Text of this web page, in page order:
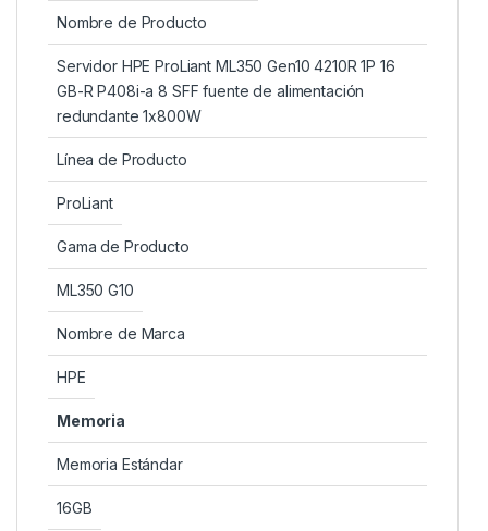
Nombre de Producto
Servidor HPE ProLiant ML350 Gen10 4210R 1P 16
GB-R P408i-a 8 SFF fuente de alimentación
redundante 1x800W
Línea de Producto
ProLiant
Gama de Producto
ML350 G10
Nombre de Marca
HPE
Memoria
Memoria Estándar
16GB